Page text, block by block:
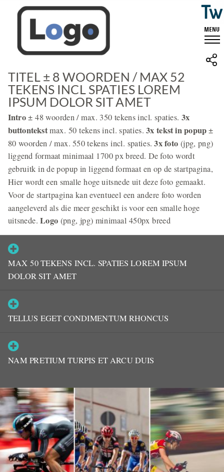
TITEL ± 8 WOORDEN / MAX 52
TEKENS INCL SPATIES LOREM
IPSUM DOLOR SIT AMET
Intro± 48 woorden / max. 350 tekens incl. spaties. 3x
buttontekstmax. 50 tekens incl. spaties. 3x tekst in popup±
80 woorden / max. 550 tekens incl. spaties.3x foto (jpg, png)
liggend formaat minimaal 1700 px breed. De foto wordt
gebruitk in de popup in liggend formaat en op de startpagina,
Hier wordt een smalle hoge uitsnede uit deze foto gemaakt.
Voor de startpagina kan eventueel een andere foto worden
aangeleverd als die meer geschikt is voor een smalle hoge
uitsnede.Logo (png, jpg) minimaal 450px breed

MAX 50 TEKENS INCL. SPATIES LOREM IPSUM
DOLOR SIT AMET

TELLUS EGET CONDIMENTUM RHONCUS

NAM PRETIUM TURPIS ET ARCU DUIS